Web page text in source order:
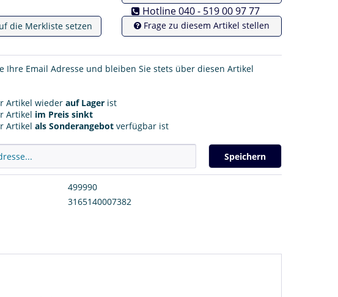
Hotline 040 - 519 00 97 77
die Merkliste setzen Frage zu diesem Artikel stellen
Ihre Email Adresse und bleiben Sie stets über diesen Artikel
Artikel wiederauf Lager ist
Artikel im Preis sinkt
Artikelals Sonderangebot verfügbar ist
Speichern
499990
3165140007382